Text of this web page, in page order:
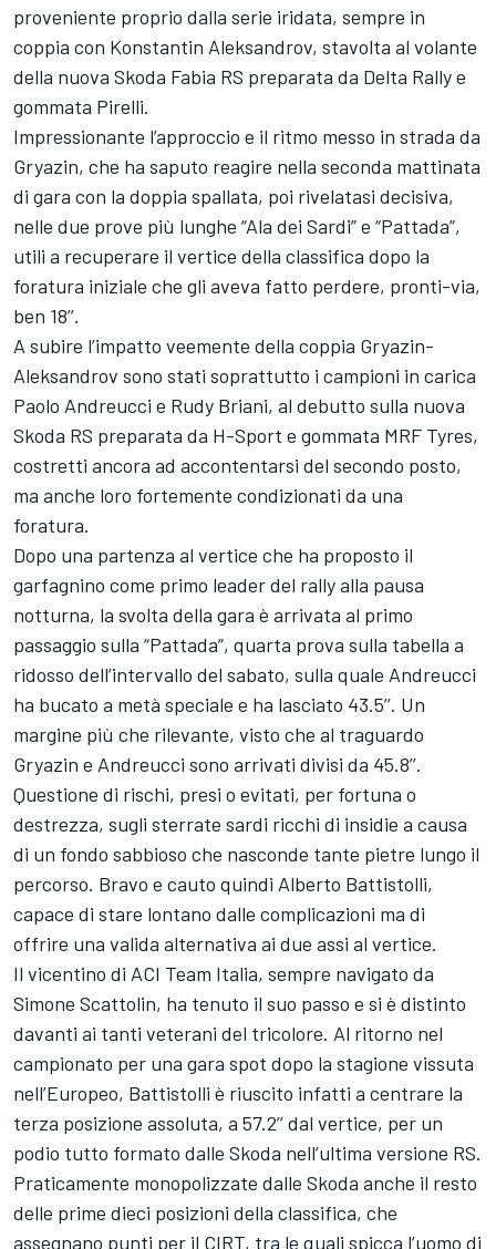
proveniente proprio dalla serie iridata, sempre in
coppia con Konstantin Aleksandrov, stavolta al volante
della nuova Skoda Fabia RS preparata da Delta Rally e
gommata Pirelli.
Impressionante l’approccio e il ritmo messo in strada da
Gryazin, che ha saputo reagire nella seconda mattinata
di gara con la doppia spallata, poi rivelatasi decisiva,
nelle due prove più lunghe “Ala dei Sardi” e “Pattada”,
utili a recuperare il vertice della classifica dopo la
foratura iniziale che gli aveva fatto perdere, pronti-via,
ben 18’’.
A subire l’impatto veemente della coppia Gryazin-
Aleksandrov sono stati soprattutto i campioni in carica
Paolo Andreucci e Rudy Briani, al debutto sulla nuova
Skoda RS preparata da H-Sport e gommata MRF Tyres,
costretti ancora ad accontentarsi del secondo posto,
ma anche loro fortemente condizionati da una
foratura.
Dopo una partenza al vertice che ha proposto il
garfagnino come primo leader del rally alla pausa
notturna, la svolta della gara è arrivata al primo
passaggio sulla “Pattada”, quarta prova sulla tabella a
ridosso dell’intervallo del sabato, sulla quale Andreucci
ha bucato a metà speciale e ha lasciato 43.5’’. Un
margine più che rilevante, visto che al traguardo
Gryazin e Andreucci sono arrivati divisi da 45.8’’.
Questione di rischi, presi o evitati, per fortuna o
destrezza, sugli sterrate sardi ricchi di insidie a causa
di un fondo sabbioso che nasconde tante pietre lungo il
percorso. Bravo e cauto quindi Alberto Battistolli,
capace di stare lontano dalle complicazioni ma di
offrire una valida alternativa ai due assi al vertice.
Il vicentino di ACI Team Italia, sempre navigato da
Simone Scattolin, ha tenuto il suo passo e si è distinto
davanti ai tanti veterani del tricolore. Al ritorno nel
campionato per una gara spot dopo la stagione vissuta
nell’Europeo, Battistolli è riuscito infatti a centrare la
terza posizione assoluta, a 57.2’’ dal vertice, per un
podio tutto formato dalle Skoda nell’ultima versione RS.
Praticamente monopolizzate dalle Skoda anche il resto
delle prime dieci posizioni della classifica, che
assegnano punti per il CIRT, tra le quali spicca l’uomo di